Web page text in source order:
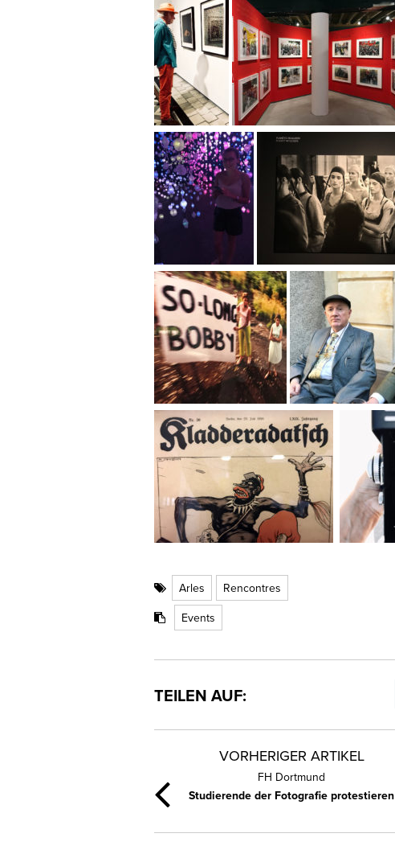
Arles
Rencontres
Events
TEILEN AUF:
VORHERIGER ARTIKEL
FH Dortmund
Studierende der Fotografie protestieren